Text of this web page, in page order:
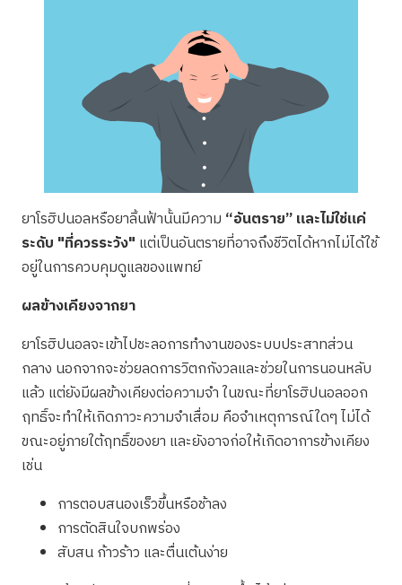
ยาโรฮิปนอลหรือยาลิ้นฟ้านั้นมีความ “อันตราย” และไม่ใช่แค่
ระดับ "ที่ควรระวัง" แต่เป็นอันตรายที่อาจถึงชีวิตได้หากไม่ได้ใช้
อยู่ในการควบคุมดูแลของแพทย์
ผลข้างเคียงจากยา
ยาโรฮิปนอลจะเข้าไปชะลอการทำงานของระบบประสาทส่วน
กลาง นอกจากจะช่วยลดการวิตกกังวลและช่วยในการนอนหลับ
แล้ว แต่ยังมีผลข้างเคียงต่อความจำ ในขณะที่ยาโรฮิปนอลออก
ฤทธิ์จะทำให้เกิดภาวะความจำเสื่อม คือจำเหตุการณ์ใดๆ ไม่ได้
ขณะอยู่ภายใต้ฤทธิ์ของยา และยังอาจก่อให้เกิดอาการข้างเคียง
เช่น
การตอบสนองเร็วขึ้นหรือช้าลง
การตัดสินใจบกพร่อง
สับสน ก้าวร้าว และตื่นเต้นง่าย